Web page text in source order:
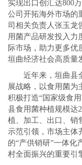
实现出口创汇达800
公司开拓海外市场的
司相关负责人张玉龙
用菌产品研发投入力
际市场，助力更多优
垣曲经济社会高质量
近年来，垣曲县全
展战略，以食用菌为
积极打造“国家级食
县食用菌种植规模达
植、加工、出口、销
示范引领，市场主体
的“产供销研”一体化
村全面振兴的重要引